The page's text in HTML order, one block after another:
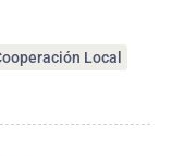
Local